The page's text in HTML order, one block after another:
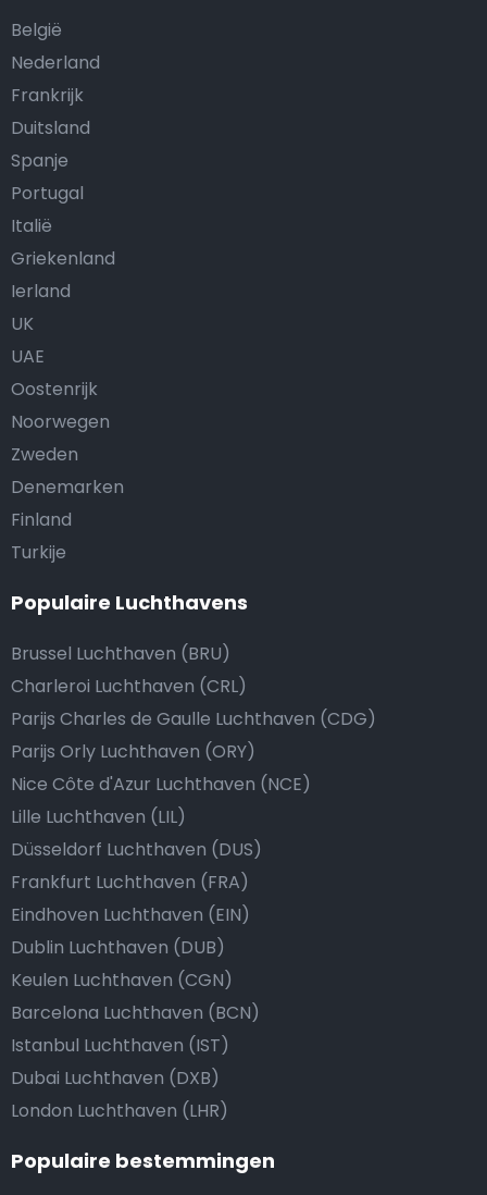
België
Nederland
Frankrijk
Duitsland
Spanje
Portugal
Italië
Griekenland
Ierland
UK
UAE
Oostenrijk
Noorwegen
Zweden
Denemarken
Finland
Turkije
Populaire Luchthavens
Brussel Luchthaven (BRU)
Charleroi Luchthaven (CRL)
Parijs Charles de Gaulle Luchthaven (CDG)
Parijs Orly Luchthaven (ORY)
Nice Côte d'Azur Luchthaven (NCE)
Lille Luchthaven (LIL)
Düsseldorf Luchthaven (DUS)
Frankfurt Luchthaven (FRA)
Eindhoven Luchthaven (EIN)
Dublin Luchthaven (DUB)
Keulen Luchthaven (CGN)
Barcelona Luchthaven (BCN)
Istanbul Luchthaven (IST)
Dubai Luchthaven (DXB)
London Luchthaven (LHR)
Populaire bestemmingen